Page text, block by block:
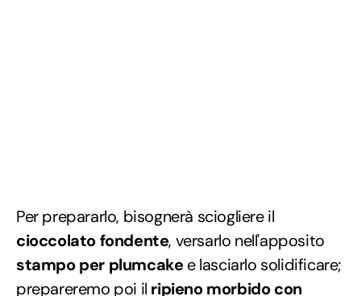
Per prepararlo, bisognerà sciogliere il
cioccolato fondente, versarlo nell'apposito
stampo per plumcakee lasciarlo solidificare;
prepareremo poi il ripieno morbido con